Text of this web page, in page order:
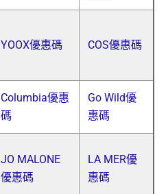
YOOX優惠碼 COS優惠碼
Columbia優惠
碼
Go Wild優
惠碼
JO MALONE
優惠碼
LA MER優
惠碼